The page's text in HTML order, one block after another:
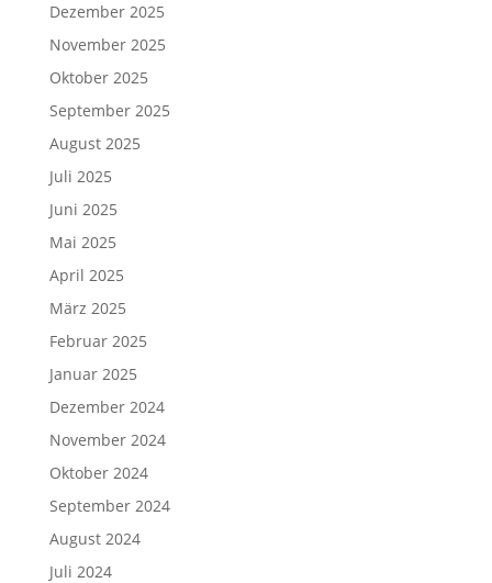
Dezember 2025
November 2025
Oktober 2025
September 2025
August 2025
Juli 2025
Juni 2025
Mai 2025
April 2025
März 2025
Februar 2025
Januar 2025
Dezember 2024
November 2024
Oktober 2024
September 2024
August 2024
Juli 2024